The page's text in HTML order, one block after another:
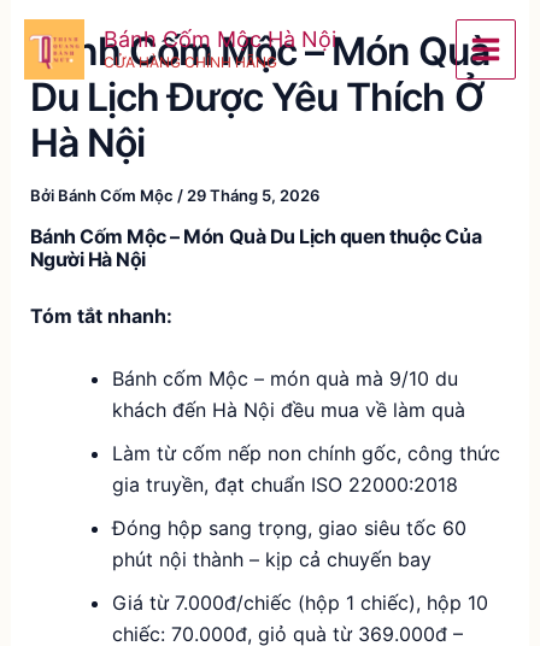
Nhảy
nội
dung
Bánh Cốm Mộc Hà Nội
CỬA HÀNG CHÍNH HÃNG
Bánh Cốm Mộc – Món Quà
Du Lịch Được Yêu Thích Ở
Hà Nội
Bởi Bánh Cốm Mộc / 29 Tháng 5, 2026
Bánh Cốm Mộc – Món Quà Du Lịch quen thuộc Của
Người Hà Nội
Tóm tắt nhanh:
Bánh cốm Mộc – món quà mà 9/10 du
khách đến Hà Nội đều mua về làm quà
Làm từ cốm nếp non chính gốc, công thức
gia truyền, đạt chuẩn ISO 22000:2018
Đóng hộp sang trọng, giao siêu tốc 60
phút nội thành – kịp cả chuyến bay
Giá từ 7.000đ/chiếc (hộp 1 chiếc), hộp 10
chiếc: 70.000đ, giỏ quà từ 369.000đ –